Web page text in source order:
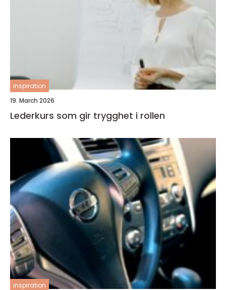
inspiration
19. March 2026
Lederkurs som gir trygghet i rollen
inspiration